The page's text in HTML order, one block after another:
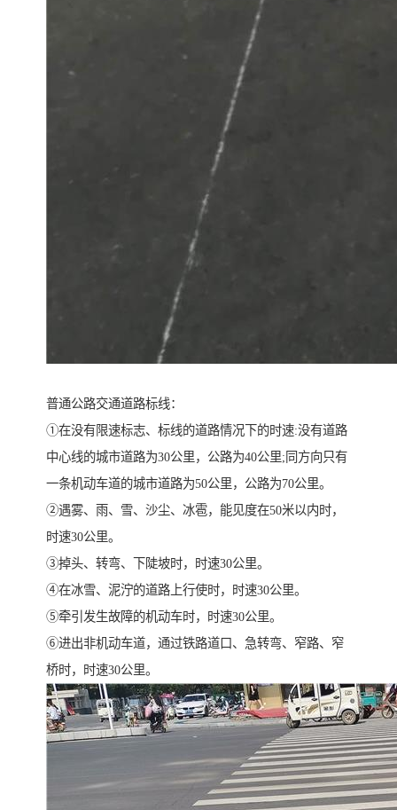
普通公路交通道路标线：
①在没有限速标志、标线的道路情况下的时速:没有道路
中心线的城市道路为30公里，公路为40公里;同方向只有
一条机动车道的城市道路为50公里，公路为70公里。
②遇雾、雨、雪、沙尘、冰雹，能见度在50米以内时，
时速30公里。
③掉头、转弯、下陡坡时，时速30公里。
④在冰雪、泥泞的道路上行使时，时速30公里。
⑤牵引发生故障的机动车时，时速30公里。
⑥进出非机动车道，通过铁路道口、急转弯、窄路、窄
桥时，时速30公里。